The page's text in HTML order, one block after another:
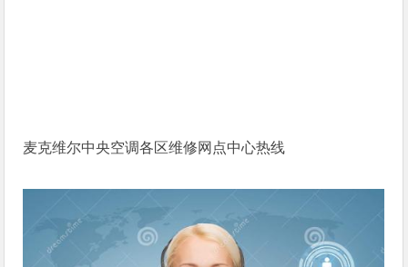
麦克维尔中央空调各区维修网点中心热线